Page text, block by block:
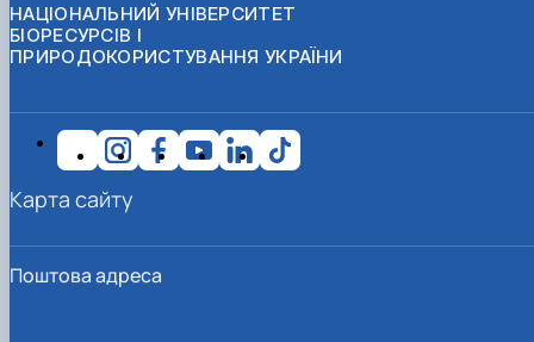
НАЦІОНАЛЬНИЙ УНІВЕРСИТЕТ
БІОРЕСУРСІВ І
ПРИРОДОКОРИСТУВАННЯ УКРАЇНИ
Поштова адреса
Карта сайту